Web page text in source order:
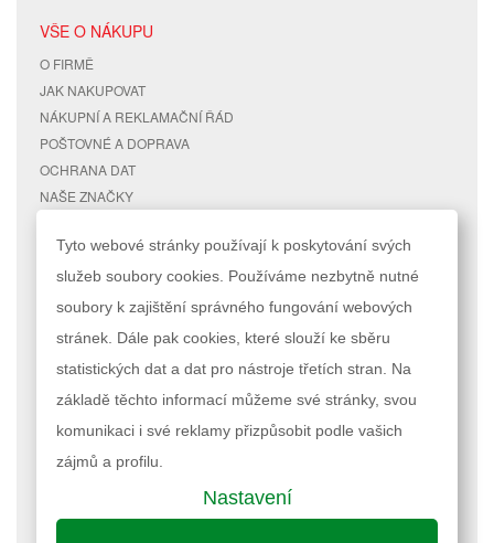
VŠE O NÁKUPU
O FIRMĚ
JAK NAKUPOVAT
NÁKUPNÍ A REKLAMAČNÍ ŘÁD
POŠTOVNÉ A DOPRAVA
OCHRANA DAT
NAŠE ZNAČKY
RYCHLÉ ODKAZY
MAPA STRÁNEK
VYHLEDÁVANÉ TERMÍNY
POKROČILÉ VYHLEDÁVÁNÍ
ÚČET
MŮJ ÚČET
STAV OBJEDNÁVKY
Podle zákona o evidenci tržeb je prodávající povinen vystavit kupujícímu
účtenku. Zároveň je povinen zaevidovat přijatou tržbu u správce daně
Nastavení cookies| © 2023 RAPPA.cz
Tyto webové stránky používají k poskytování svých
služeb soubory cookies. Používáme nezbytně nutné
soubory k zajištění správného fungování webových
stránek. Dále pak cookies, které slouží ke sběru
statistických dat a dat pro nástroje třetích stran. Na
základě těchto informací můžeme své stránky, svou
komunikaci i své reklamy přizpůsobit podle vašich
zájmů a profilu.
Nastavení